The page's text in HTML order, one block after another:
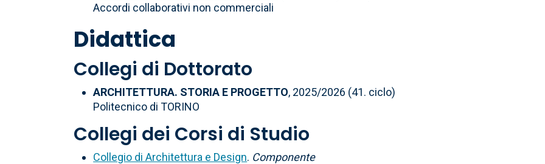
Accordi collaborativi non commerciali
Didattica
Collegi di Dottorato
ARCHITETTURA. STORIA E PROGETTO, 2025/2026 (41. ciclo)
Politecnico di TORINO
Collegi dei Corsi di Studio
Collegio di Architettura e Design. Componente